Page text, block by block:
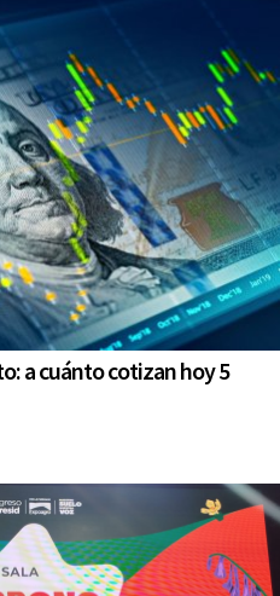
a cuánto cotizan hoy 5